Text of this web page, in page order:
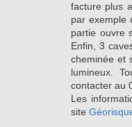
facture plus
par exemple
partie ouvre
Enfin, 3
cheminée et
lumineux.
contacter au
Les
site